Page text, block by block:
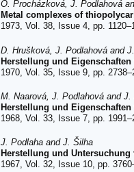
O. Procházková, J. Podlahová
Metal complexes of
1973, Vol. 38, Issue 4, pp.
D. Hrušková, J. Podlahová and
Herstellung und
1970, Vol. 35, Issue 9, pp.
M. Naarová, J. Podlahová and J.
Herstellung und
1968, Vol. 33, Issue 7, pp.
J. Podlaha and J. Šilha
Herstellung und
1967, Vol. 32, Issue 10, pp.